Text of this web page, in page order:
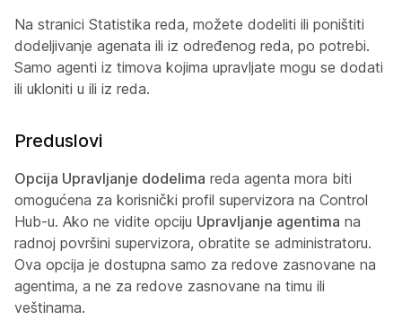
Na stranici Statistika reda, možete dodeliti ili poništiti
dodeljivanje agenata ili iz određenog reda, po potrebi.
Samo agenti iz timova kojima upravljate mogu se dodati
ili ukloniti u ili iz reda.
Preduslovi
Opcija Upravljanje dodelima reda agenta mora biti
omogućena za korisnički profil supervizora na Control
Hub-u. Ako ne vidite opciju Upravljanje agentima na
radnoj površini supervizora, obratite se administratoru.
Ova opcija je dostupna samo za redove zasnovane na
agentima, a ne za redove zasnovane na timu ili
veštinama.